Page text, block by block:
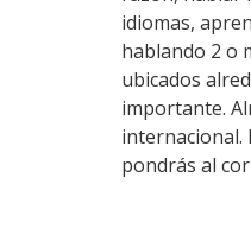
idiomas,
hablando 2 o
ubicados
importante.
internacional.
pondrás al